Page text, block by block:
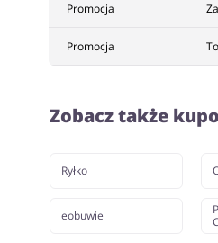
Promocja
Promocja
Zobacz także
Ryłko
eobuwie